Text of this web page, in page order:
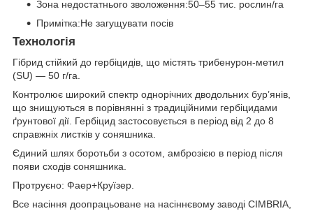
Зона недостатнього зволоження:50–55 тис. рослин/га
Примітка:Не загущувати посів
Технологія
Гібрид стійкий до гербіцидів, що містять трибенурон-метил
(SU) — 50 г/га.
Контролює широкий спектр однорічних дводольних бур’янів,
що знищуються в порівнянні з традиційними гербіцидами
ґрунтової дії. Гербіцид застосовується в період від 2 до 8
справжніх листків у соняшника.
Єдиний шлях боротьби з осотом, амброзією в період після
появи сходів соняшника.
Протруєно: Фаер+Круїзер.
Все насіння доопрацьоване на насіннєвому заводі CIMBRIA,